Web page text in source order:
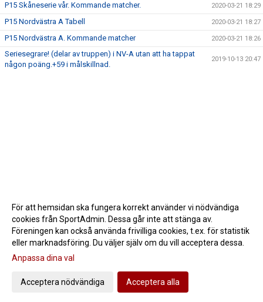
P15 Skåneserie vår. Kommande matcher. 2020-03-21 18:29
P15 Nordvästra A Tabell 2020-03-21 18:27
P15 Nordvästra A. Kommande matcher 2020-03-21 18:26
Seriesegrare! (delar av truppen) i NV-A utan att ha tappat
någon poäng.+59 i målskillnad.
2019-10-13 20:47
Gå till Webbversion
För att hemsidan ska fungera korrekt använder vi nödvändiga
cookies från SportAdmin. Dessa går inte att stänga av.
Föreningen kan också använda frivilliga cookies, t.ex. för statistik
eller marknadsföring. Du väljer själv om du vill acceptera dessa.
Anpassa dina val
Acceptera nödvändiga Acceptera alla